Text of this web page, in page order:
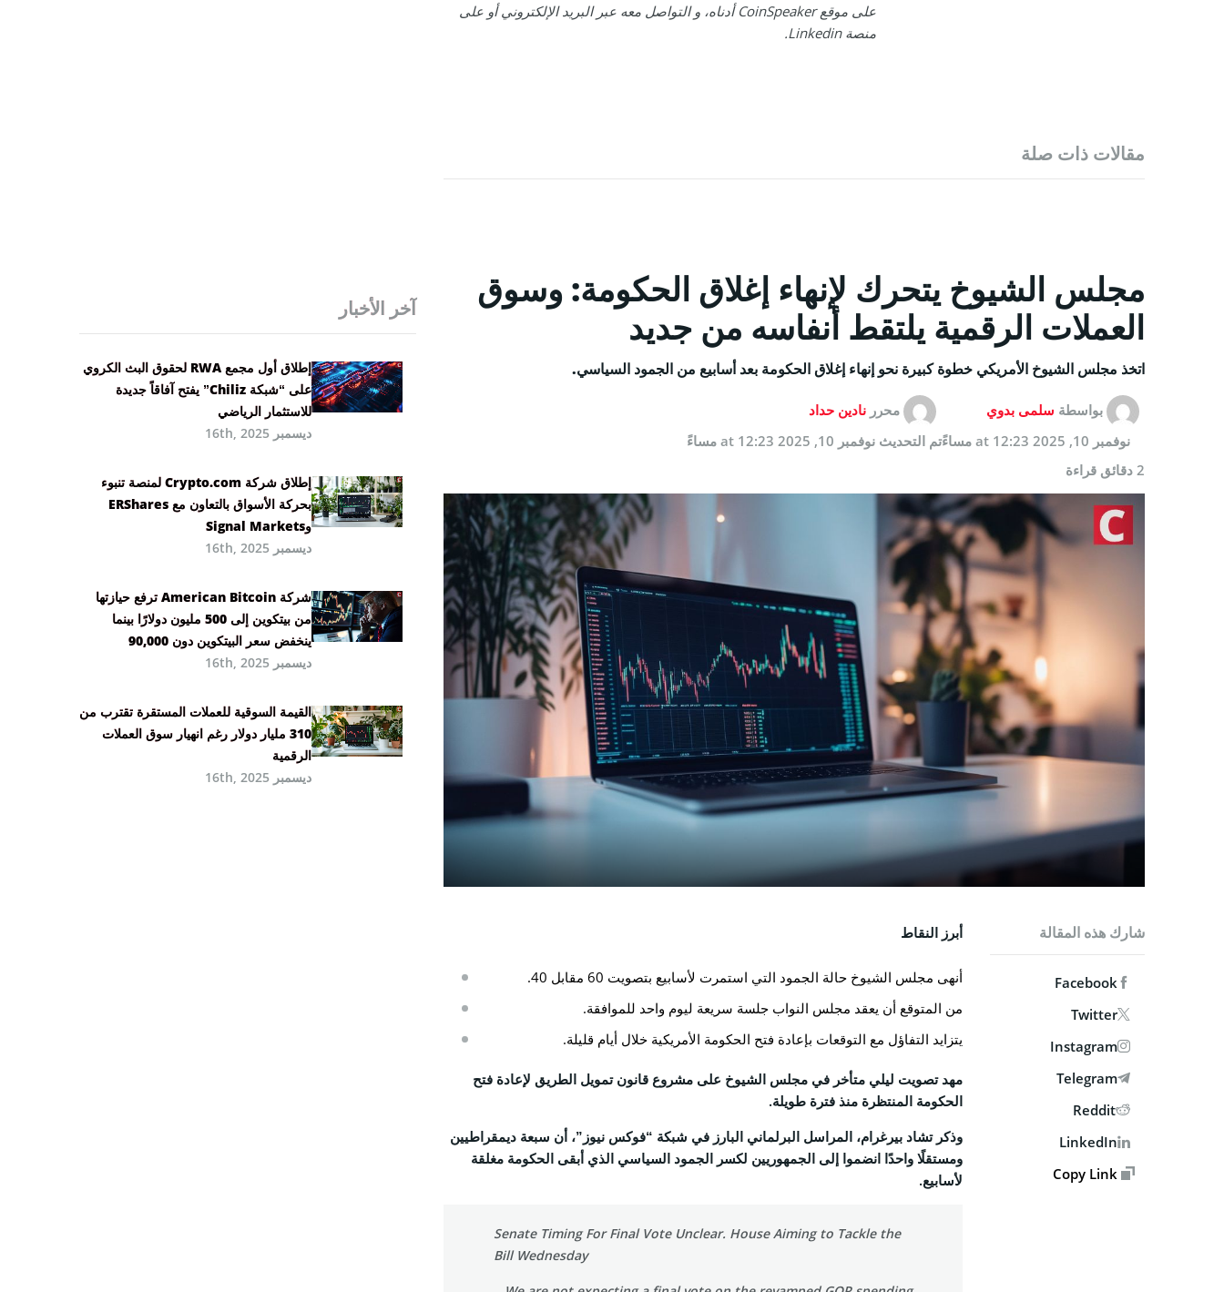
على موقع CoinSpeaker أدناه، و التواصل معه عبر البريد الإلكتروني أو على
منصة Linkedin.
مقالات ذات صلة
مجلس الشيوخ يتحرك لإنهاء إغلاق الحكومة: وسوق
العملات الرقمية يلتقط أنفاسه من جديد
اتخذ مجلس الشيوخ الأمريكي خطوة كبيرة نحو إنهاء إغلاق الحكومة بعد أسابيع من الجمود السياسي.
بواسطة سلمى بدوي محرر نادين حداد
نوفمبر 10, 2025 at 12:23 مساءً
تم التحديث نوفمبر 10, 2025 at 12:23 مساءً
2 دقائق قراءة
شارك هذه المقالة
Facebook
Twitter
Instagram
Telegram
Reddit
LinkedIn
أبرز النقاط
أنهى مجلس الشيوخ حالة الجمود التي استمرت لأسابيع بتصويت 60 مقابل 40.
من المتوقع أن يعقد مجلس النواب جلسة سريعة ليوم واحد للموافقة.
يتزايد التفاؤل مع التوقعات بإعادة فتح الحكومة الأمريكية خلال أيام قليلة.
مهد تصويت ليلي متأخر في مجلس الشيوخ على مشروع قانون تمويل الطريق لإعادة فتح
الحكومة المنتظرة منذ فترة طويلة.
وذكر تشاد بيرغرام، المراسل البرلماني البارز في شبكة “فوكس نيوز”، أن سبعة ديمقراطيين
ومستقلًا واحدًا انضموا إلى الجمهوريين لكسر الجمود السياسي الذي أبقى الحكومة مغلقة
لأسابيع.
Senate Timing For Final Vote Unclear. House Aiming to Tackle the
Bill Wednesday
آخر الأخبار
إطلاق أول مجمع RWA لحقوق البث الكروي
على “شبكة Chiliz” يفتح آفاقاً جديدة
للاستثمار الرياضي
ديسمبر 16th, 2025
إطلاق شركة Crypto.com لمنصة تنبوء
بحركة الأسواق بالتعاون مع ERShares
وSignal Markets
ديسمبر 16th, 2025
شركة American Bitcoin ترفع حيازتها
من بيتكوين إلى 500 مليون دولارًا بينما
ينخفض سعر البيتكوين دون 90,000
ديسمبر 16th, 2025
القيمة السوقية للعملات المستقرة تقترب من
310 مليار دولار رغم انهيار سوق العملات
الرقمية
ديسمبر 16th, 2025